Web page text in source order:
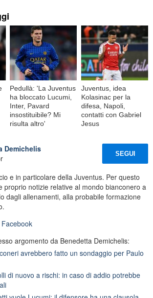
Pedullà: 'La Juventus
ha bloccato Lucumi,
Inter, Pavard
insostituibile? Mi
risulta altro'
Juventus, idea
Kolasinac per la
difesa, Napoli,
contatti con Gabriel
Jesus
Demichelis
SEGUI
e in particolare della Juventus. Per questo
proprio notizie relative al mondo bianconero a
dagli allenamenti, alla probabile formazione
argomento da Benedetta Demichelis:
avrebbero fatto un sondaggio per Paulo
di nuovo a rischi: in caso di addio potrebbe